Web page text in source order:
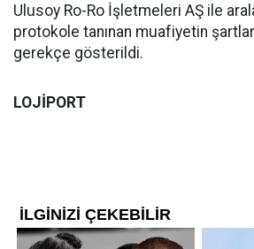
Ulusoy Ro-Ro İşletmeleri AŞ ile
protokole tanınan muafiyetin
gerekçe gösterildi.
LOJİPORT